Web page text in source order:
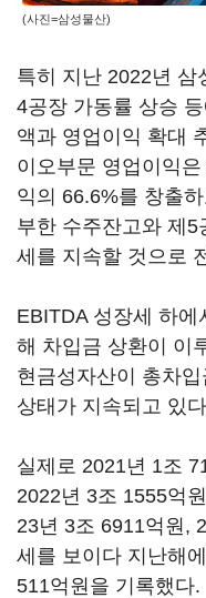
(사진=삼성물산)
특히 지난 2022년 삼
4공장 가동률 상승
액과 영업이익 확대
이오부문 영업이익
익의 66.6%를 창출
부한 수주잔고와 제
세를 지속할 것으로
EBITDA 성장세 하
해 차입금 상환이 이
현금성자산이 총차
상태가 지속되고 있
실제로 2021년 1조
2022년 3조 1555억
23년 3조 6911억원,
세를 보이다 지난해
511억원을 기록했다.